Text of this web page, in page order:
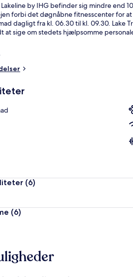
by IHG befinder sig mindre end
forbi det døgnåbne fitnesscenter for
dagligt fra kl. 06.30 til kl. 09.30. Lake
at sige om stedets hjælpsomme
(6)
(6)